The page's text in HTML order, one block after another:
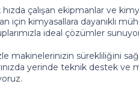
çalışan ekipmanlar ve
için kimyasallara dayanıklı
ideal çözümler
makinelerinizin sürekliliğini
yerinde teknik destek ve